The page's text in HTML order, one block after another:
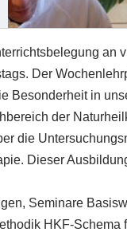
an
Der
Besonderheit in
der
die
Dieser
Seminare
HKF-Schema